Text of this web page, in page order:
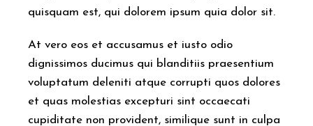
quisquam est, qui dolorem ipsum quia dolor sit.
At vero eos et accusamus et iusto odio
dignissimos ducimus qui blanditiis praesentium
voluptatum deleniti atque corrupti quos dolores
et quas molestias excepturi sint occaecati
cupiditate non provident, similique sunt in culpa